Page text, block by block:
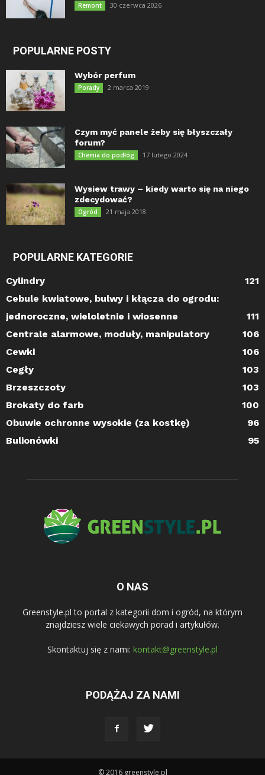
Remont 30 czerwca 2026
POPULARNE POSTY
Wybór perfum
Porady 2 marca 2019
Czym myć panele żeby się błyszczały
forum?
Chemia do podłóg 17 lutego 2024
Wysiew trawy – kiedy warto się na niego
zdecydować?
Ogród 21 maja 2018
POPULARNE KATEGORIE
Cylindry
121
Cebule kwiatowe, bulwy i kłącza do ogrodu:
jednoroczne, wieloletnie i wiosenne
111
Centrale alarmowe, moduły, manipulatory
106
Cewki
106
Cegły
103
Brzeszczoty
103
Brokaty do farb
100
Obuwie ochronne wysokie (za kostkę)
96
Bulionówki
95
O NAS
Greenstyle.pl to portal z kategorii dom i ogród, na którym
znajdziesz wiele ciekawych porad i artykułów.
Skontaktuj się z nami: kontakt@greenstyle.pl
PODĄŻAJ ZA NAMI
© 2016 greenstyle.pl